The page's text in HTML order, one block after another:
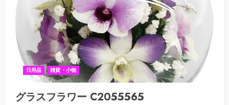
日用品 雑貨・小物
グラスフラワー C2055565